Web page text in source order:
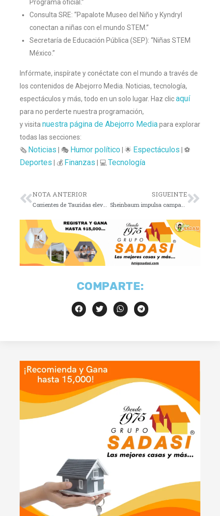
Programa oficial.”
Consulta SRE: “Papalote Museo del Niño y Kyndryl
conectan a niñas con el mundo STEM.”
Secretaría de Educación Pública (SEP): “Niñas STEM
México.”
Infórmate, inspírate y conéctate con el mundo a través de
los contenidos de Abejorro Media. Noticias, tecnología,
espectáculos y más, todo en un solo lugar. Haz clicaquí
para no perderte nuestra programación,
y visita nuestra página de Abejorro Mediapara explorar
todas las secciones:
🗞️ Noticias | 🎭 Humor político| 🌟 Espectáculos | ⚽
Deportes | 💰 Finanzas | 💻 Tecnología
NOTA ANTERIOR SIGUEINTE
COMPARTE: